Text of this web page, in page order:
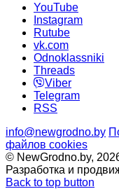
YouTube
Instagram
Rutube
vk.com
Odnoklassniki
Threads
Viber
Telegram
RSS
info@newgrodno.by
файлов cookies
© NewGrodno.by,
Разработка и
Back to top button